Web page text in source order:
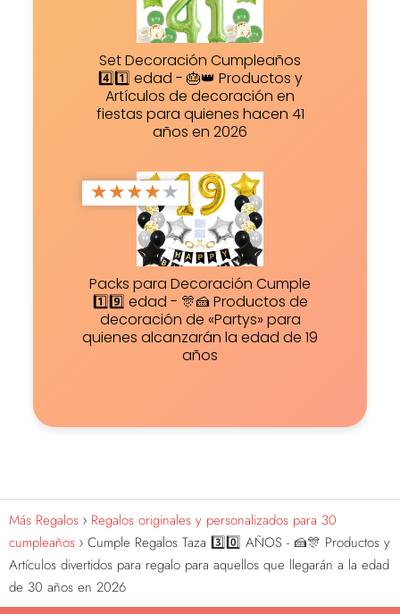
Set Decoración Cumpleaños
4️⃣1️⃣ edad - 🎂👑 Productos y
Artículos de decoración en
fiestas para quienes hacen 41
años en 2026
★★★★★
Packs para Decoración Cumple
1️⃣9️⃣ edad - 🎊🍰 Productos de
decoración de «Partys» para
quienes alcanzarán la edad de 19
años
Más Regalos
Regalos originales y personalizados para 30
cumpleaños
Cumple Regalos Taza 3️⃣0️⃣ AÑOS - 🍰🎊 Productos y
Artículos divertidos para regalo para aquellos que llegarán a la edad
de 30 años en 2026